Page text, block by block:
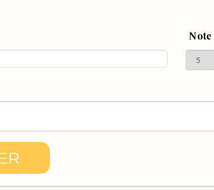
Note